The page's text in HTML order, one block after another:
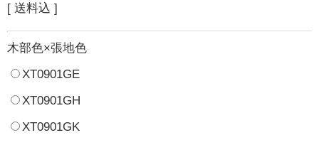
[ 送料込 ]
木部色×張地色
XT0901GE
XT0901GH
XT0901GK